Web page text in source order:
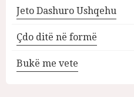
Jeto Dashuro Ushqehu
Çdo ditë në formë
Bukë me vete